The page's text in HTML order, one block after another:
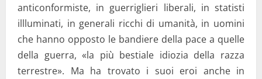
anticonformiste, in guerriglieri liberali, in statisti
illluminati, in generali ricchi di umanità, in uomini
che hanno opposto le bandiere della pace a quelle
della guerra, «la più bestiale idiozia della razza
terrestre». Ma ha trovato i suoi eroi anche in